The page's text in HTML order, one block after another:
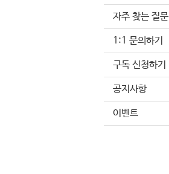
자주 찾는 질문
1:1 문의하기
구독 신청하기
공지사항
이벤트